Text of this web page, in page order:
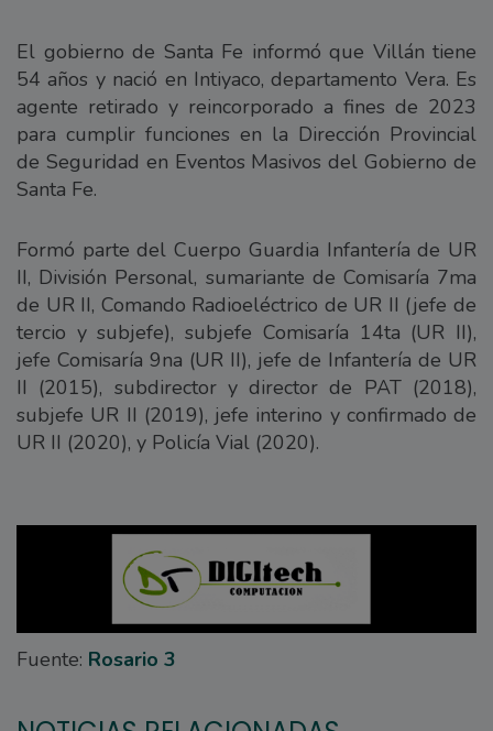
El gobierno de Santa Fe informó que Villán tiene
54 años y nació en Intiyaco, departamento Vera. Es
agente retirado y reincorporado a fines de 2023
para cumplir funciones en la Dirección Provincial
de Seguridad en Eventos Masivos del Gobierno de
Santa Fe.
Formó parte del Cuerpo Guardia Infantería de UR
II, División Personal, sumariante de Comisaría 7ma
de UR II, Comando Radioeléctrico de UR II (jefe de
tercio y subjefe), subjefe Comisaría 14ta (UR II),
jefe Comisaría 9na (UR II), jefe de Infantería de UR
II (2015), subdirector y director de PAT (2018),
subjefe UR II (2019), jefe interino y confirmado de
UR II (2020), y Policía Vial (2020).
Fuente: Rosario 3